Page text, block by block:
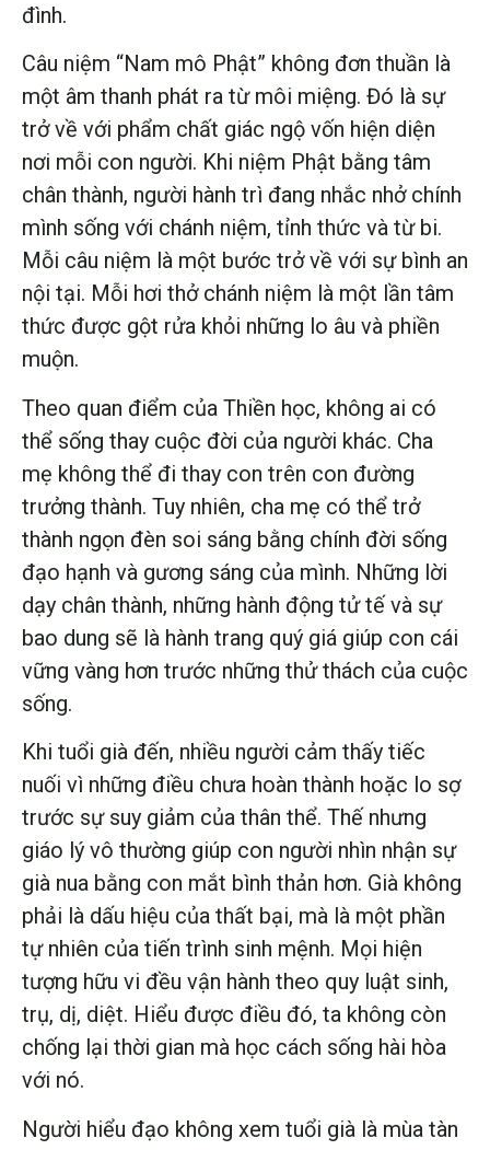
đình.
Câu niệm “Nam mô Phật” không đơn thuần là
một âm thanh phát ra từ môi miệng. Đó là sự
trở về với phẩm chất giác ngộ vốn hiện diện
nơi mỗi con người. Khi niệm Phật bằng tâm
chân thành, người hành trì đang nhắc nhở chính
mình sống với chánh niệm, tỉnh thức và từ bi.
Mỗi câu niệm là một bước trở về với sự bình an
nội tại. Mỗi hơi thở chánh niệm là một lần tâm
thức được gột rửa khỏi những lo âu và phiền
muộn.
Theo quan điểm của Thiền học, không ai có
thể sống thay cuộc đời của người khác. Cha
mẹ không thể đi thay con trên con đường
trưởng thành. Tuy nhiên, cha mẹ có thể trở
thành ngọn đèn soi sáng bằng chính đời sống
đạo hạnh và gương sáng của mình. Những lời
dạy chân thành, những hành động tử tế và sự
bao dung sẽ là hành trang quý giá giúp con cái
vững vàng hơn trước những thử thách của cuộc
sống.
Khi tuổi già đến, nhiều người cảm thấy tiếc
nuối vì những điều chưa hoàn thành hoặc lo sợ
trước sự suy giảm của thân thể. Thế nhưng
giáo lý vô thường giúp con người nhìn nhận sự
già nua bằng con mắt bình thản hơn. Già không
phải là dấu hiệu của thất bại, mà là một phần
tự nhiên của tiến trình sinh mệnh. Mọi hiện
tượng hữu vi đều vận hành theo quy luật sinh,
trụ, dị, diệt. Hiểu được điều đó, ta không còn
chống lại thời gian mà học cách sống hài hòa
với nó.
Người hiểu đạo không xem tuổi già là mùa tàn